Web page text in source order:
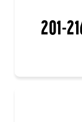
201-